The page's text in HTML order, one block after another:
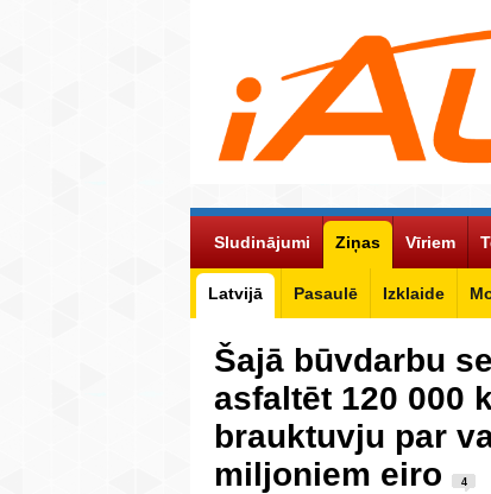
Sludinājumi Ziņas
Latvijā Pasaulē Izklaide
Vīriem
Šajā būvdarbu
asfaltēt 120 000
brauktuvju par
miljoniem eiro
4